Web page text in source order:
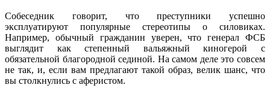
Собеседник говорит, что преступники успешно
эксплуатируют популярные стереотипы о силовиках.
Например, обычный гражданин уверен, что генерал ФСБ
выглядит как степенный вальяжный киногерой с
обязательной благородной сединой. На самом деле это совсем
не так, и, если вам предлагают такой образ, велик шанс, что
вы столкнулись с аферистом.